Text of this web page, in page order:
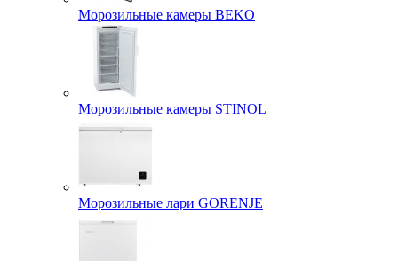
Морозильные камеры BEKO
Морозильные камеры STINOL
Морозильные лари GORENJE